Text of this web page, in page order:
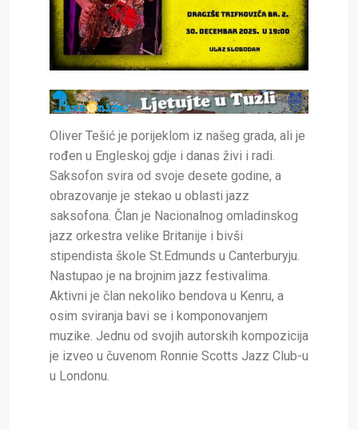
Oliver Tešić je porijeklom iz našeg grada, ali je
rođen u Engleskoj gdje i danas živi i radi.
Saksofon svira od svoje desete godine, a
obrazovanje je stekao u oblasti jazz
saksofona. Član je Nacionalnog omladinskog
jazz orkestra velike Britanije i bivši
stipendista škole St.Edmunds u Canterburyju.
Nastupao je na brojnim jazz festivalima.
Aktivni je član nekoliko bendova u Kenru, a
osim sviranja bavi se i komponovanjem
muzike. Jednu od svojih autorskih kompozicija
je izveo u čuvenom Ronnie Scotts Jazz Club-u
u Londonu.